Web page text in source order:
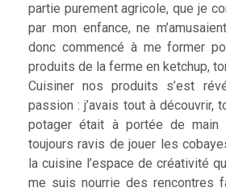
partie purement agricole, que je
par mon enfance, ne
donc commencé à me former
produits de la ferme en ketchup,
Cuisiner nos produits s’est
passion : j’avais tout à découvrir,
potager était à portée de main
toujours ravis de jouer les
la cuisine l’espace de créativité
me suis nourrie des rencontres